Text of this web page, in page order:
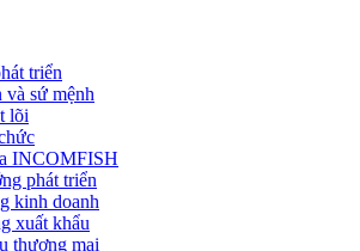
triển
và sứ mệnh
lõi
INCOMFISH
phát triển
kinh doanh
xuất khẩu
thương mại